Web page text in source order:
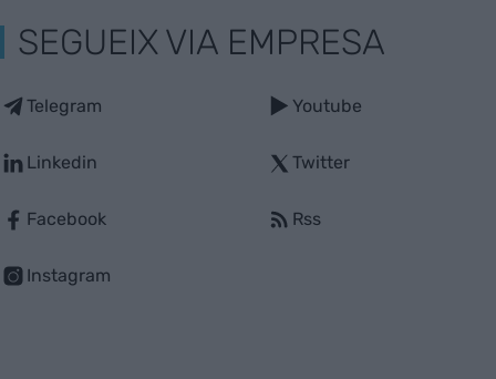
SEGUEIX VIA EMPRESA
Telegram
Linkedin
Facebook
Instagram
Youtube
Twitter
Rss